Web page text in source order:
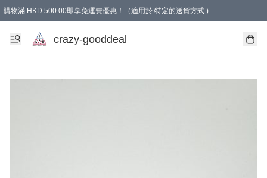
購物滿 HKD 500.00即享免運費優惠！（適用於 特定的送貨方式 )
成為會員可享免費禮品
crazy-gooddeal